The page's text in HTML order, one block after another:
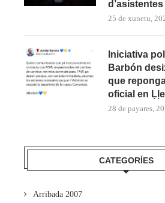
d’asistentes
25 de xunetu,
Iniciativa
Barbón
que
oficial en
28 de payares,
CATEGORÍES
Arribada 2007